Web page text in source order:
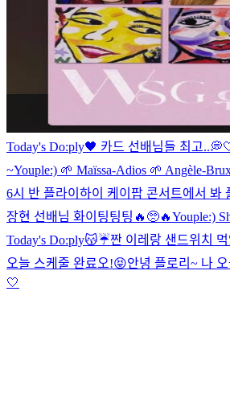
Today's Do:ply🖤 카드 선배님들 최고
~Youple:) 🌱 Maïssa-Adios 🌱 Angèle-
6시 반 플라이하이 케이팝 콘서트에서 봐
장현 선배님 화이팅팅팅🔥🥺🔥Youple:)
Today's Do:ply😽☔️짠 이레랑 샌드위치
오늘 스케줄 완료오!😝안녕 플로리~ 나
🤍